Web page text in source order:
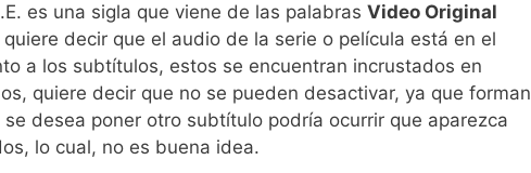
es una sigla que viene de las palabras Video Original
quiere decir que el audio de la serie o película está en el
a los subtítulos, estos se encuentran incrustados en
quiere decir que no se pueden desactivar, ya que forman
desea poner otro subtítulo podría ocurrir que aparezca
lo cual, no es buena idea.